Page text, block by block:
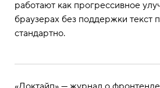
работают как прогрессивное
браузерах без поддержки текст
стандартно.